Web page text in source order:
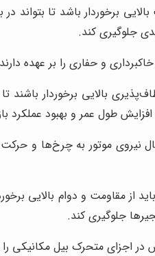
برخوردار باشد تا
جلوگیری کند.
و حفاری را بر عهده
بالایی برخوردار
طول عمر و بهبود عملکرد
نیروی موتور به چرخ‌ها و
از مقاومت و دوام بالایی
جلوگیری کند.
اجزای متحرک بیل مکانیکی